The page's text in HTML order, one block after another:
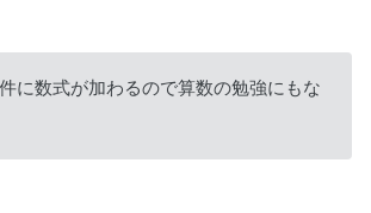
に数式が加わるので算数の勉強にもな